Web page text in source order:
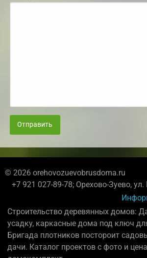
Отправить
© 2026 orehovozuevobrusdoma.ru
+7 921 027-89-78; Орехово-Зуево,
Строительство деревянных домов:
усадку, каркасные дома под ключ
Бригада плотников постороит
дачи. Каталог проектов с фото и